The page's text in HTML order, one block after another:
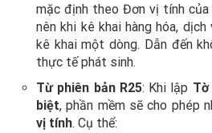
mặc định theo Đơn vị tính của
nên khi kê khai hàng hóa,
kê khai một dòng. Dẫn đến
thực tế phát sinh.
Từ phiên bản R25: Khi lập
biệt, phần mềm sẽ cho phép
vị tính. Cụ thể: